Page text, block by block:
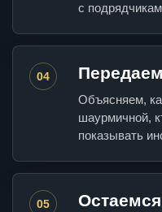
с
04
Объясняем,
шаурмичной,
показывать
05